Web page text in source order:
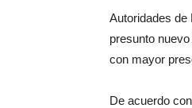
Autoridades de
presunto
con mayor
De acuerdo